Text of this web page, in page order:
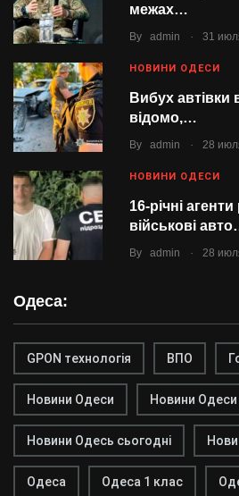
межах…
By admin 31
НОВИНИ ОДЕСИ
Вибух автівки
відомо,…
By admin 28
НОВИНИ ОДЕСИ
16-річні
військові
By admin 28
Одеса:
GPON технологія ВПО
Новини Одеси Новини Одеси
Новини Одесь сьогодні
Одеса Одеса 1 клас